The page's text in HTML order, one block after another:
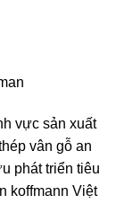
vực sản xuất
vân gỗ an
phát triển tiêu
koffmann Việt